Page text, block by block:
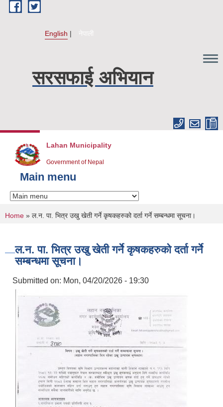
Skip to main content
English नेपाली
सरसफाई अभियान
Lahan Municipality
Government of Nepal
Main menu
You are here
Home » ल.न. पा. भित्र उखु खेती गर्ने कृषकहरुको दर्ता गर्ने सम्बन्धमा सूचना।
ल.न. पा. भित्र उखु खेती गर्ने कृषकहरुको दर्ता गर्ने
सम्बन्धमा सूचना।
Submitted on: Mon, 04/20/2026 - 19:30